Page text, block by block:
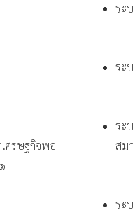
ศรษฐกิจพอ
ระ
ระ
ระ
สม
ระ